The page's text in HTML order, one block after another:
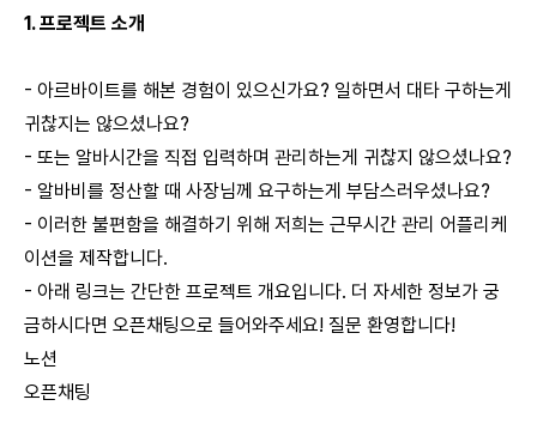
1. 프로젝트 소개
- 아르바이트를 해본 경험이 있으신가요? 일하면서 대타 구하는게
귀찮지는 않으셨나요?
- 또는 알바시간을 직접 입력하며 관리하는게 귀찮지 않으셨나요?
- 알바비를 정산할 때 사장님께 요구하는게 부담스러우셨나요?
- 이러한 불편함을 해결하기 위해 저희는 근무시간 관리 어플리케
이션을 제작합니다.
- 아래 링크는 간단한 프로젝트 개요입니다. 더 자세한 정보가 궁
금하시다면 오픈채팅으로 들어와주세요! 질문 환영합니다!
노션
오픈채팅